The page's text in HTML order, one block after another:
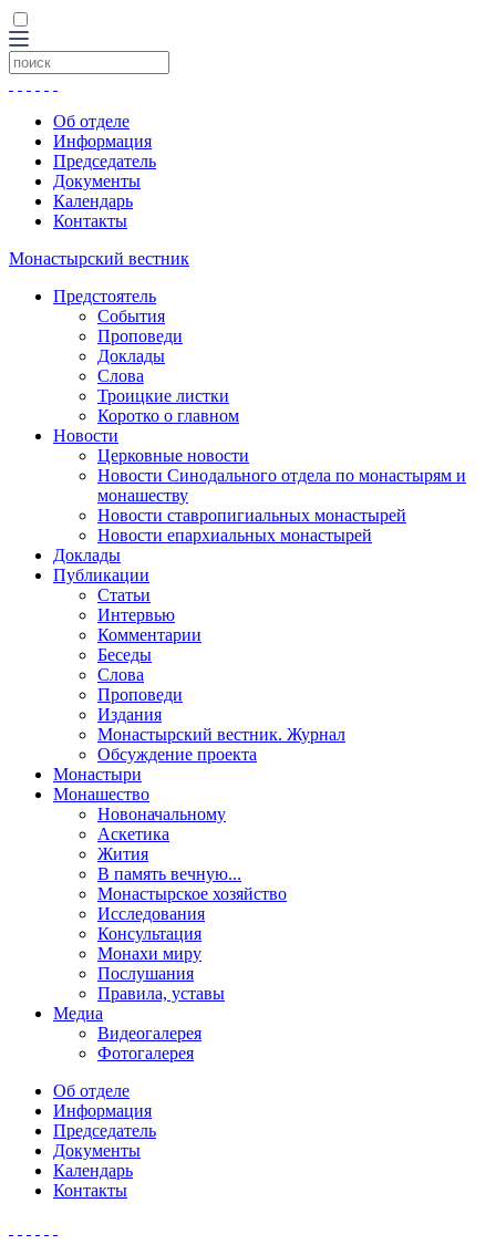
Об отделе
Информация
Председатель
Документы
Календарь
Контакты
Монастырский вестник
Предстоятель
События
Проповеди
Доклады
Слова
Троицкие листки
Коротко о главном
Новости
Церковные новости
Новости Синодального отдела по монастырям и
монашеству
Новости ставропигиальных монастырей
Новости епархиальных монастырей
Доклады
Публикации
Статьи
Интервью
Комментарии
Беседы
Слова
Проповеди
Издания
Монастырский вестник. Журнал
Обсуждение проекта
Монастыри
Монашество
Новоначальному
Аскетика
Жития
В память вечную...
Монастырское хозяйство
Исследования
Консультация
Монахи миру
Послушания
Правила, уставы
Медиа
Видеогалерея
Фотогалерея
Об отделе
Информация
Председатель
Документы
Календарь
Контакты